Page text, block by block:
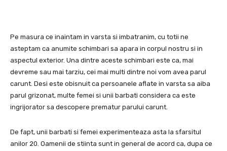
Pe masura ce inaintam in varsta si imbatranim, cu totii ne
asteptam ca anumite schimbari sa apara in corpul nostru si in
aspectul exterior. Una dintre aceste schimbari este ca, mai
devreme sau mai tarziu, cei mai multi dintre noi vom avea parul
carunt. Desi este obisnuit ca persoanele aflate in varsta sa aiba
parul grizonat, multe femei si unii barbati considera ca este
ingrijorator sa descopere prematur parului carunt.
De fapt, unii barbati si femei experimenteaza asta la sfarsitul
anilor 20. Oamenii de stiinta sunt in general de acord ca, dupa ce